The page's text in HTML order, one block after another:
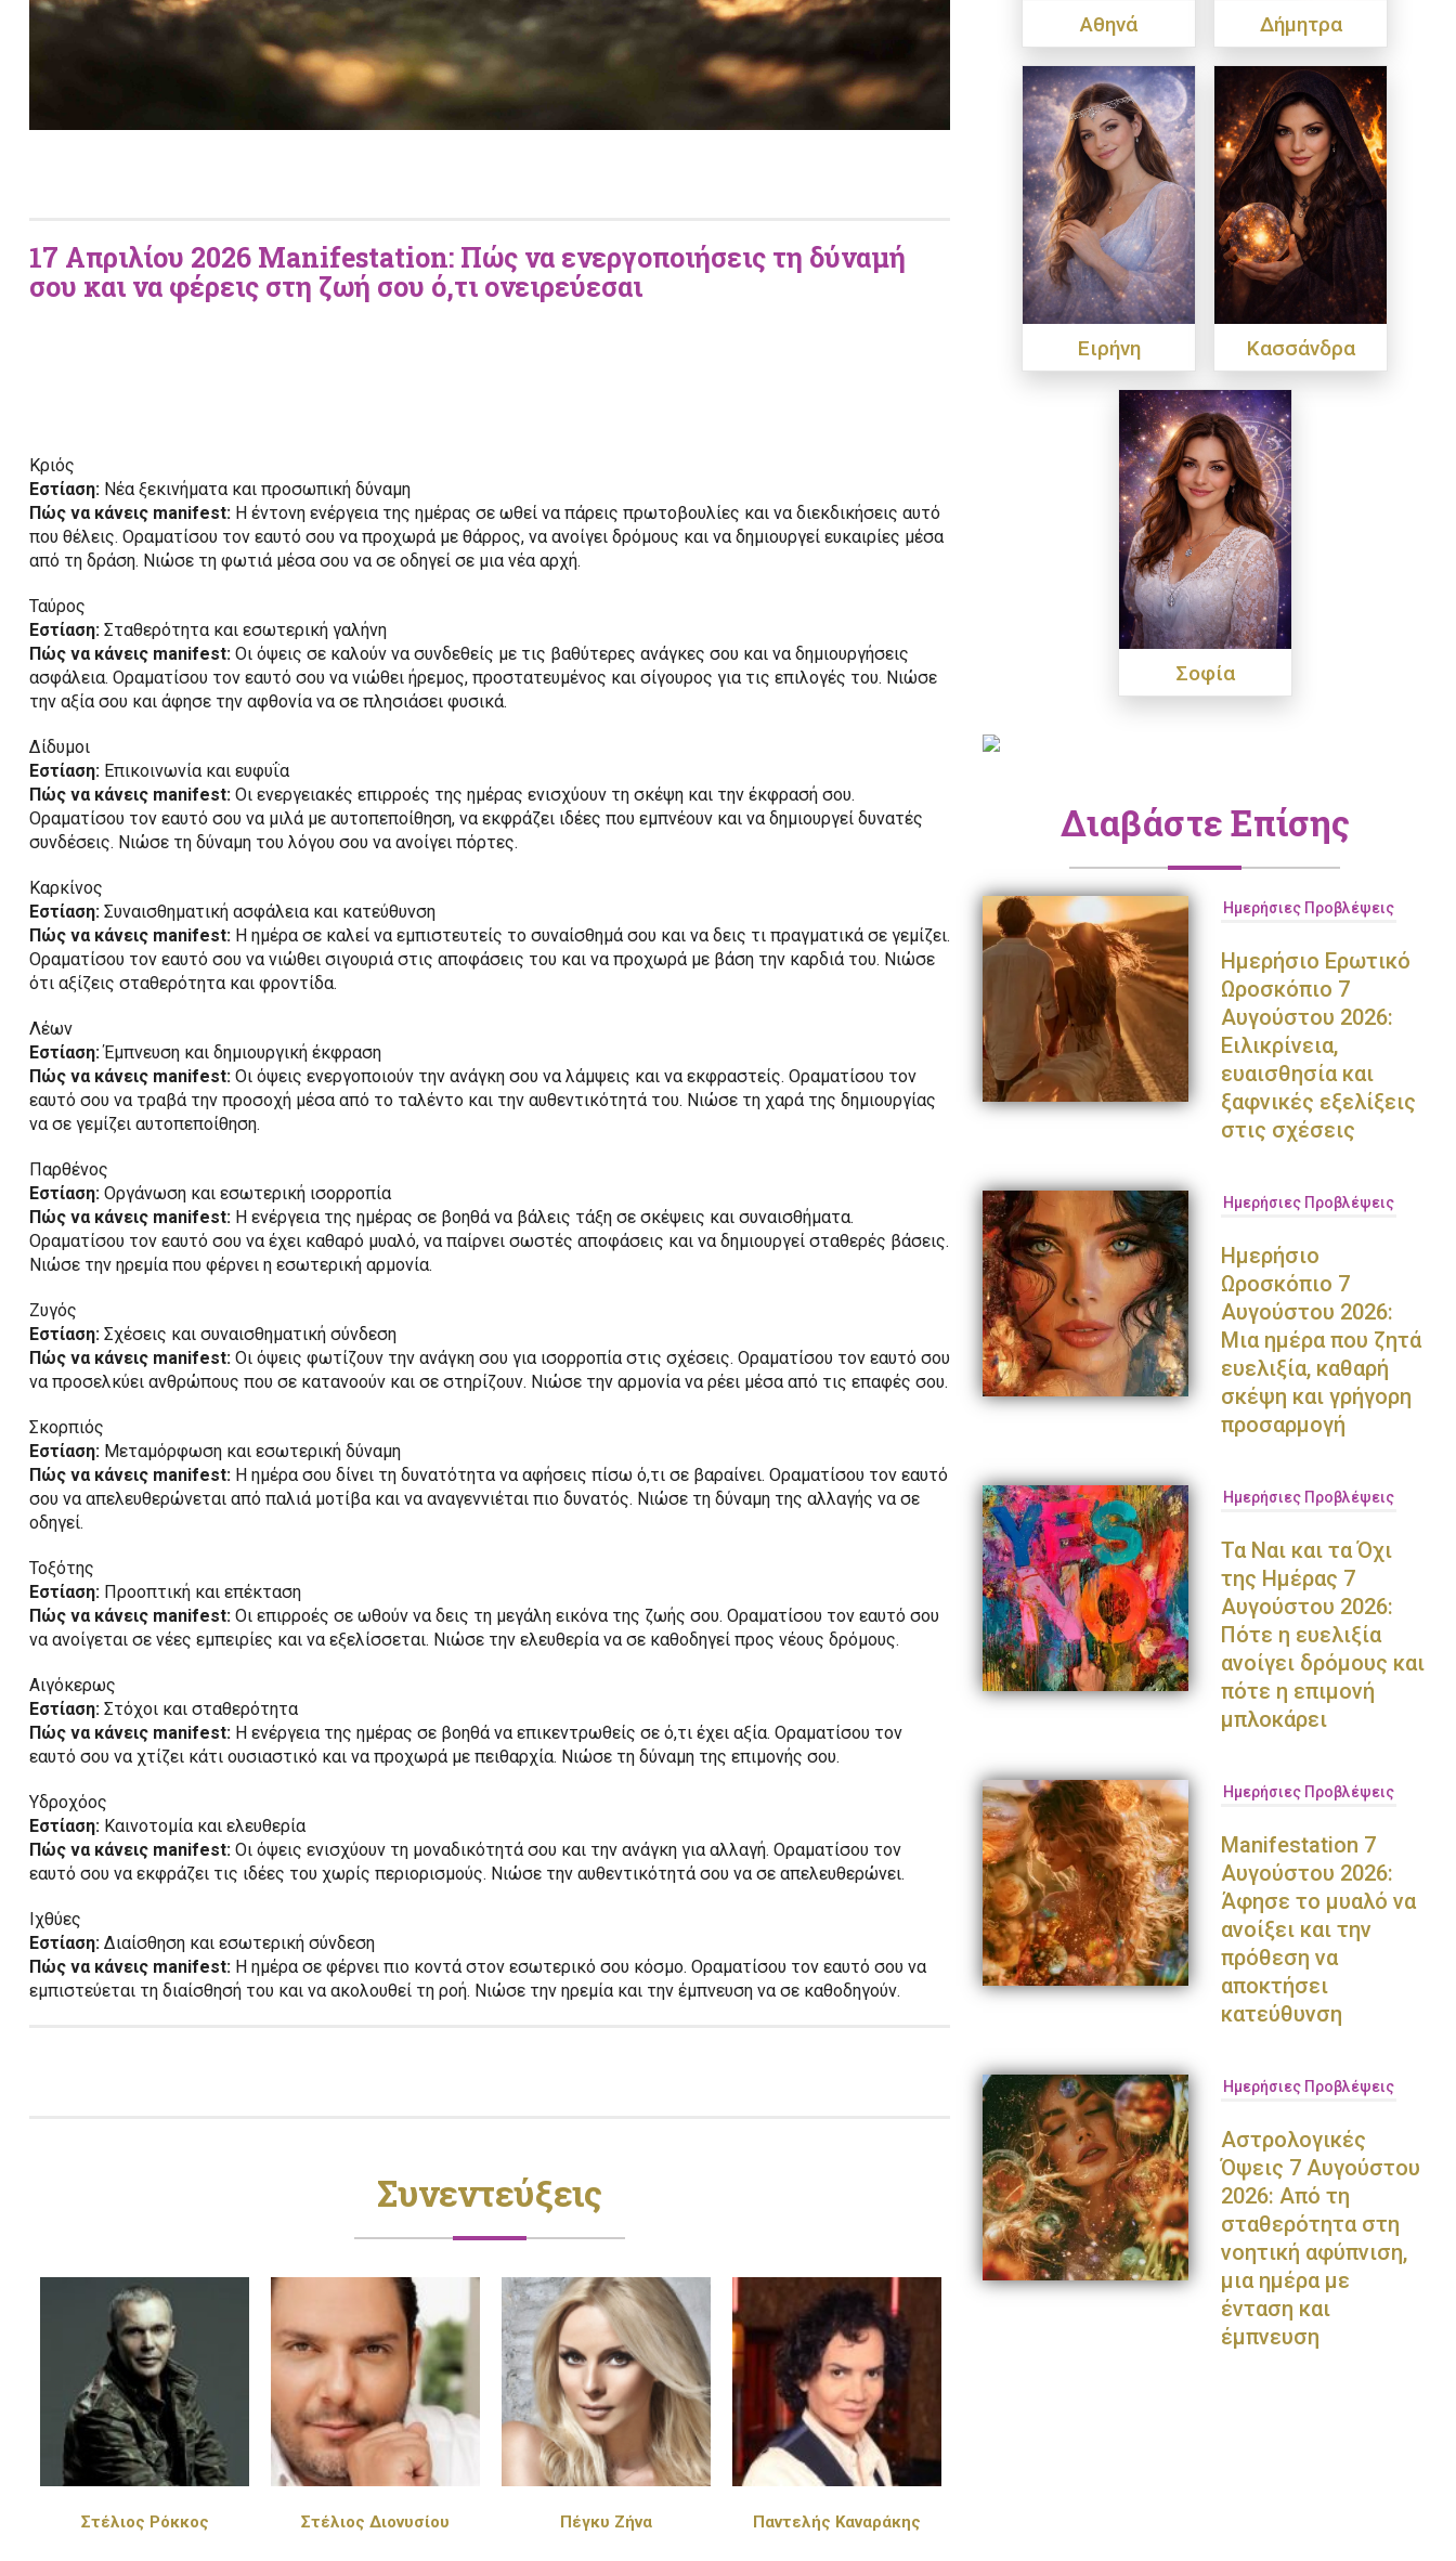
17 Απριλίου 2026 Manifestation: Πώς να ενεργοποιήσεις τη δύναμή
σου και να φέρεις στη ζωή σου ό,τι ονειρεύεσαι
Κριός
Εστίαση: Νέα ξεκινήματα και προσωπική δύναμη
Πώς να κάνεις manifest: Η έντονη ενέργεια της ημέρας σε ωθεί να πάρεις πρωτοβουλίες και να διεκδικήσεις αυτό
που θέλεις. Οραματίσου τον εαυτό σου να προχωρά με θάρρος, να ανοίγει δρόμους και να δημιουργεί ευκαιρίες μέσα
από τη δράση. Νιώσε τη φωτιά μέσα σου να σε οδηγεί σε μια νέα αρχή.
Ταύρος
Εστίαση: Σταθερότητα και εσωτερική γαλήνη
Πώς να κάνεις manifest: Οι όψεις σε καλούν να συνδεθείς με τις βαθύτερες ανάγκες σου και να δημιουργήσεις
ασφάλεια. Οραματίσου τον εαυτό σου να νιώθει ήρεμος, προστατευμένος και σίγουρος για τις επιλογές του. Νιώσε
την αξία σου και άφησε την αφθονία να σε πλησιάσει φυσικά.
Δίδυμοι
Εστίαση: Επικοινωνία και ευφυΐα
Πώς να κάνεις manifest: Οι ενεργειακές επιρροές της ημέρας ενισχύουν τη σκέψη και την έκφρασή σου.
Οραματίσου τον εαυτό σου να μιλά με αυτοπεποίθηση, να εκφράζει ιδέες που εμπνέουν και να δημιουργεί δυνατές
συνδέσεις. Νιώσε τη δύναμη του λόγου σου να ανοίγει πόρτες.
Καρκίνος
Εστίαση: Συναισθηματική ασφάλεια και κατεύθυνση
Πώς να κάνεις manifest: Η ημέρα σε καλεί να εμπιστευτείς το συναίσθημά σου και να δεις τι πραγματικά σε γεμίζει.
Οραματίσου τον εαυτό σου να νιώθει σιγουριά στις αποφάσεις του και να προχωρά με βάση την καρδιά του. Νιώσε
ότι αξίζεις σταθερότητα και φροντίδα.
Λέων
Εστίαση:Έμπνευση και δημιουργική έκφραση
Πώς να κάνεις manifest: Οι όψεις ενεργοποιούν την ανάγκη σου να λάμψεις και να εκφραστείς. Οραματίσου τον
εαυτό σου να τραβά την προσοχή μέσα από το ταλέντο και την αυθεντικότητά του. Νιώσε τη χαρά της δημιουργίας
να σε γεμίζει αυτοπεποίθηση.
Παρθένος
Εστίαση: Οργάνωση και εσωτερική ισορροπία
Πώς να κάνεις manifest: Η ενέργεια της ημέρας σε βοηθά να βάλεις τάξη σε σκέψεις και συναισθήματα.
Οραματίσου τον εαυτό σου να έχει καθαρό μυαλό, να παίρνει σωστές αποφάσεις και να δημιουργεί σταθερές βάσεις.
Νιώσε την ηρεμία που φέρνει η εσωτερική αρμονία.
Ζυγός
Εστίαση: Σχέσεις και συναισθηματική σύνδεση
Πώς να κάνεις manifest: Οι όψεις φωτίζουν την ανάγκη σου για ισορροπία στις σχέσεις. Οραματίσου τον εαυτό σου
να προσελκύει ανθρώπους που σε κατανοούν και σε στηρίζουν. Νιώσε την αρμονία να ρέει μέσα από τις επαφές σου.
Σκορπιός
Εστίαση: Μεταμόρφωση και εσωτερική δύναμη
Πώς να κάνεις manifest: Η ημέρα σου δίνει τη δυνατότητα να αφήσεις πίσω ό,τι σε βαραίνει. Οραματίσου τον εαυτό
σου να απελευθερώνεται από παλιά μοτίβα και να αναγεννιέται πιο δυνατός. Νιώσε τη δύναμη της αλλαγής να σε
οδηγεί.
Τοξότης
Εστίαση: Προοπτική και επέκταση
Πώς να κάνεις manifest: Οι επιρροές σε ωθούν να δεις τη μεγάλη εικόνα της ζωής σου. Οραματίσου τον εαυτό σου
να ανοίγεται σε νέες εμπειρίες και να εξελίσσεται. Νιώσε την ελευθερία να σε καθοδηγεί προς νέους δρόμους.
Αιγόκερως
Εστίαση: Στόχοι και σταθερότητα
Πώς να κάνεις manifest: Η ενέργεια της ημέρας σε βοηθά να επικεντρωθείς σε ό,τι έχει αξία. Οραματίσου τον
εαυτό σου να χτίζει κάτι ουσιαστικό και να προχωρά με πειθαρχία. Νιώσε τη δύναμη της επιμονής σου.
Υδροχόος
Εστίαση: Καινοτομία και ελευθερία
Πώς να κάνεις manifest: Οι όψεις ενισχύουν τη μοναδικότητά σου και την ανάγκη για αλλαγή. Οραματίσου τον
εαυτό σου να εκφράζει τις ιδέες του χωρίς περιορισμούς. Νιώσε την αυθεντικότητά σου να σε απελευθερώνει.
Ιχθύες
Εστίαση: Διαίσθηση και εσωτερική σύνδεση
Πώς να κάνεις manifest: Η ημέρα σε φέρνει πιο κοντά στον εσωτερικό σου κόσμο. Οραματίσου τον εαυτό σου να
εμπιστεύεται τη διαίσθησή του και να ακολουθεί τη ροή. Νιώσε την ηρεμία και την έμπνευση να σε καθοδηγούν.
Συνεντεύξεις
Στέλιος Διονυσίου Πέγκυ Ζήνα Παντελής Καναράκης Πάνος Κιάμος
Αθηνά Δήμητρα
Ειρήνη Κασσάνδρα
Σοφία
Διαβάστε Επίσης
Ημερήσιες Προβλέψεις
Ημερήσιο Ερωτικό
Ωροσκόπιο 7
Αυγούστου 2026:
Ειλικρίνεια,
ευαισθησία και
ξαφνικές εξελίξεις
στις σχέσεις
Ημερήσιες Προβλέψεις
Ημερήσιο
Ωροσκόπιο 7
Αυγούστου 2026:
Μια ημέρα που ζητά
ευελιξία, καθαρή
σκέψη και γρήγορη
προσαρμογή
Ημερήσιες Προβλέψεις
Τα Ναι και τα Όχι
της Ημέρας 7
Αυγούστου 2026:
Πότε η ευελιξία
ανοίγει δρόμους και
πότε η επιμονή
μπλοκάρει
Ημερήσιες Προβλέψεις
Manifestation 7
Αυγούστου 2026:
Άφησε το μυαλό να
ανοίξει και την
πρόθεση να
αποκτήσει
κατεύθυνση
Ημερήσιες Προβλέψεις
Αστρολογικές
Όψεις 7 Αυγούστου
2026: Από τη
σταθερότητα στη
νοητική αφύπνιση,
μια ημέρα με
ένταση και
έμπνευση